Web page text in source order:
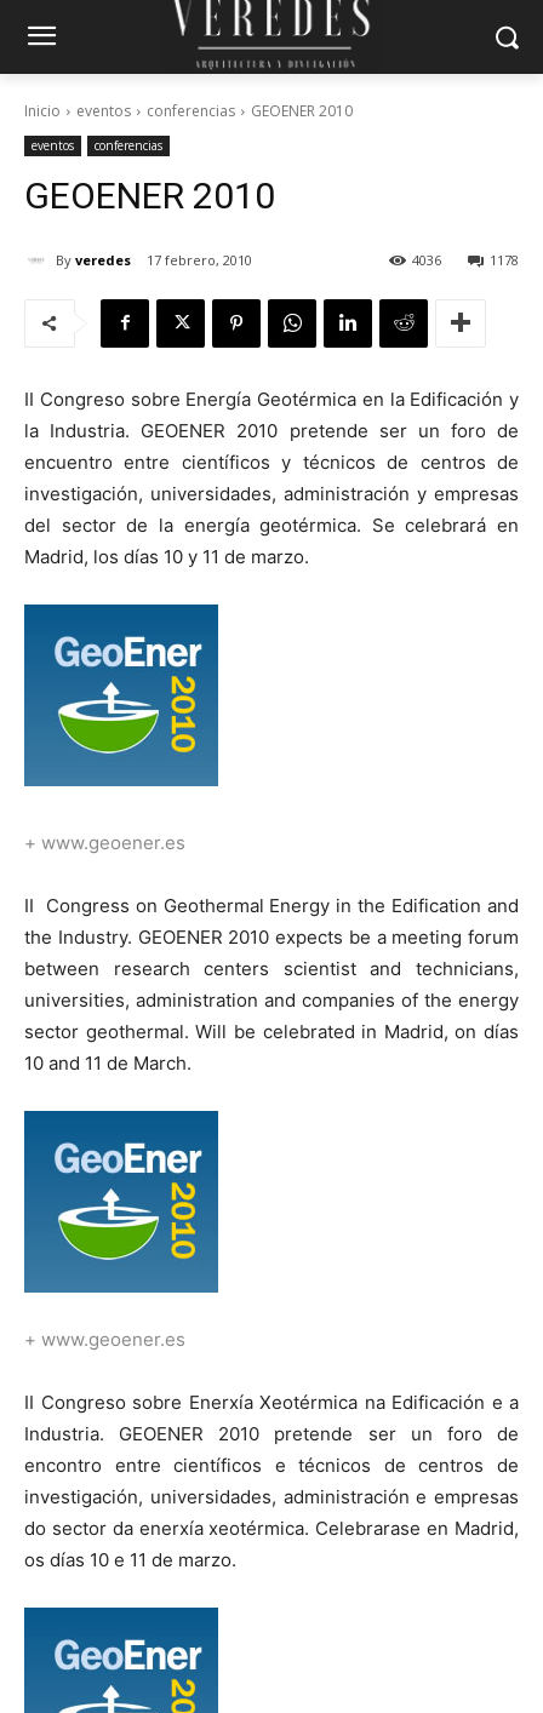
Inicio eventos conferencias GEOENER 2010
eventos conferencias
GEOENER 2010
By veredes 17 febrero, 2010 1178
4036
II Congreso sobre Energía Geotérmica en la Edificación y
la Industria. GEOENER 2010 pretende ser un foro de
encuentro entre científicos y técnicos de centros de
investigación, universidades, administración y empresas
del sector de la energía geotérmica. Se celebrará en
Madrid, los días 10 y 11 de marzo.
+ www.geoener.es
II Congress on Geothermal Energy in the Edification and
the Industry. GEOENER 2010 expects be a meeting forum
between research centers scientist and technicians,
universities, administration and companies of the energy
sector geothermal. Will be celebrated in Madrid, on días
10 and 11 de March.
+ www.geoener.es
II Congreso sobre Enerxía Xeotérmica na Edificación e a
Industria. GEOENER 2010 pretende ser un foro de
encontro entre científicos e técnicos de centros de
investigación, universidades, administración e empresas
do sector da enerxía xeotérmica. Celebrarase en Madrid,
os días 10 e 11 de marzo.